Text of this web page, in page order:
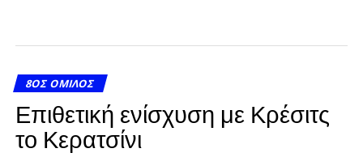
8ΟΣ ΌΜΙΛΟΣ
Επιθετική ενίσχυση με Κρέσιτς
το Κερατσίνι